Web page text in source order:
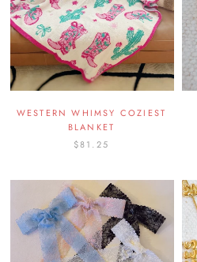
WESTERN WHIMSY COZIEST
BLANKET
$81.25